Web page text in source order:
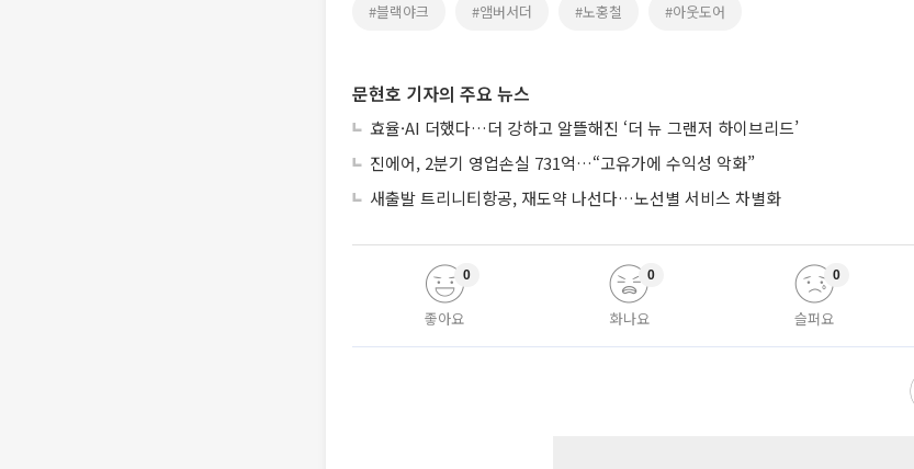
#블랙야크 #앰버서더 #노홍철 #아웃도어
문현호 기자의 주요 뉴스
효율·AI 더했다…더 강하고 알뜰해진 ‘더 뉴 그랜저 하이브리드’
진에어, 2분기 영업손실 731억…“고유가에 수익성 악화”
새출발 트리니티항공, 재도약 나선다…노선별 서비스 차별화
좋아요
0
화나요
0
슬퍼요
0